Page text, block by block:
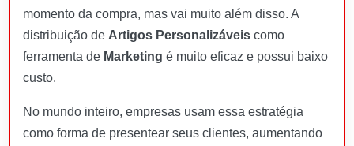
momento da compra, mas vai muito além disso. A
distribuição de Artigos Personalizáveis como
ferramenta de Marketing é muito eficaz e possui baixo
custo.
No mundo inteiro, empresas usam essa estratégia
como forma de presentear seus clientes, aumentando